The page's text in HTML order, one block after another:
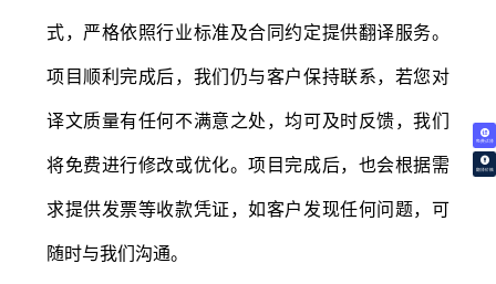
免费试译
翻译价格
式，严格依照行业标准及合同约定提供翻译服务。
项目顺利完成后，我们仍与客户保持联系，若您对
译文质量有任何不满意之处，均可及时反馈，我们
将免费进行修改或优化。项目完成后，也会根据需
求提供发票等收款凭证，如客户发现任何问题，可
随时与我们沟通。